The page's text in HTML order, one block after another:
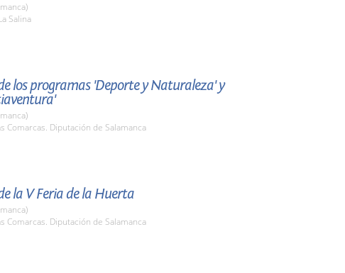
Salina
los programas 'Deporte y Naturaleza' y
Comarcas. Diputación de Salamanca
la V Feria de la Huerta
Comarcas. Diputación de Salamanca